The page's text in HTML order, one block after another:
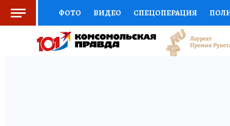
ФОТО ВИДЕО СПЕЦОПЕРАЦИЯ
СОЦПОДДЕРЖКА НАУКА СПОРТ